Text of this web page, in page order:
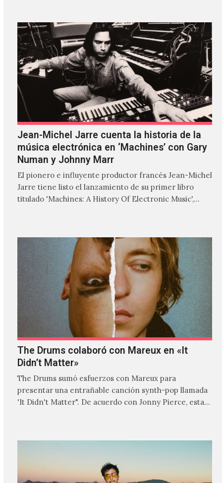
Jean-Michel Jarre cuenta la historia de la
música electrónica en ‘Machines’ con Gary
Numan y Johnny Marr
El pionero e influyente productor francés Jean-Michel
Jarre tiene listo el lanzamiento de su primer libro
titulado 'Machines: A History Of Electronic Music',
The Drums colaboró con Mareux en «It
Didn’t Matter»
The Drums sumó esfuerzos con Mareux para
presentar una entrañable canción synth-pop llamada
'It Didn't Matter". De acuerdo con Jonny Pierce, esta